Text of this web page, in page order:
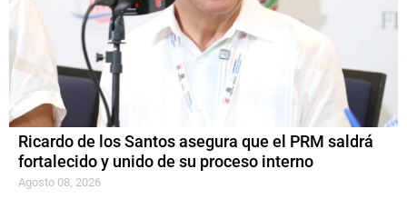
Ricardo de los Santos asegura que el PRM saldrá
fortalecido y unido de su proceso interno
Agosto 08, 2026